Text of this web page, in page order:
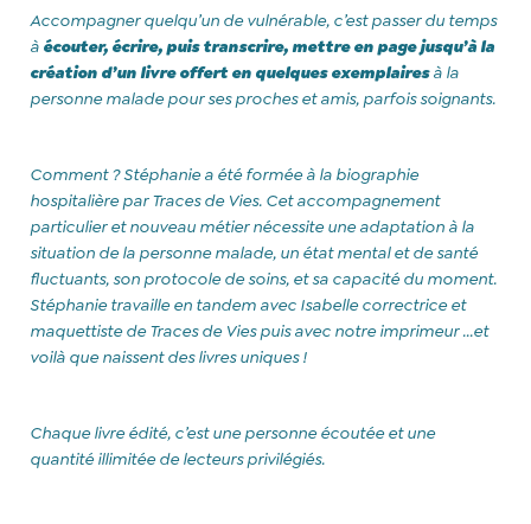
Accompagner quelqu’un de vulnérable, c’est passer du temps
à écouter, écrire, puis transcrire, mettre en page jusqu’à la
création d’un livre offert en quelques exemplairesà la
personne malade pour ses proches et amis, parfois soignants.
Comment ? Stéphanie a été formée à la biographie
hospitalière par Traces de Vies. Cet accompagnement
particulier et nouveau métier nécessite une adaptation à la
situation de la personne malade, un état mental et de santé
fluctuants, son protocole de soins, et sa capacité du moment.
Stéphanie travaille en tandem avec Isabelle correctrice et
maquettiste de Traces de Vies puis avec notre imprimeur ...et
voilà que naissent des livres uniques !
Chaque livre édité, c’est une personne écoutée et une
quantité illimitée de lecteurs privilégiés.